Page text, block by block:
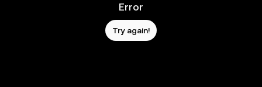
Error
Try again!